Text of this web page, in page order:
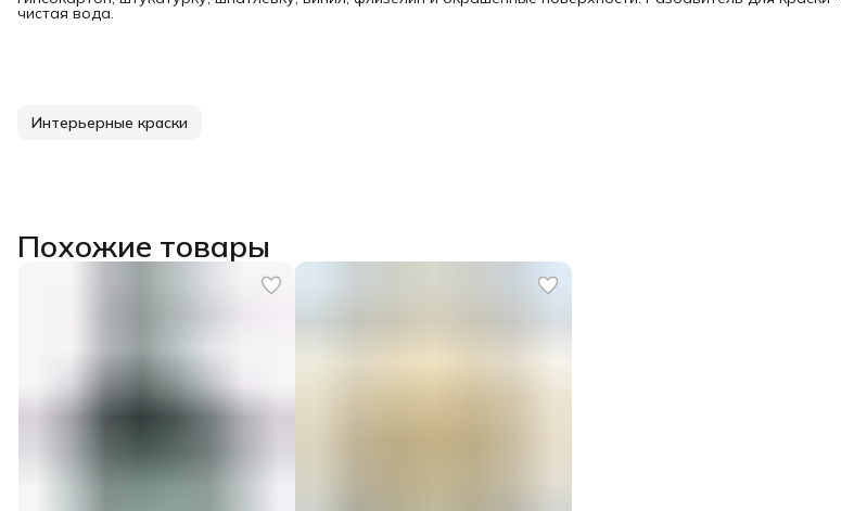
чистая вода.
Интерьерные краски
Похожие товары